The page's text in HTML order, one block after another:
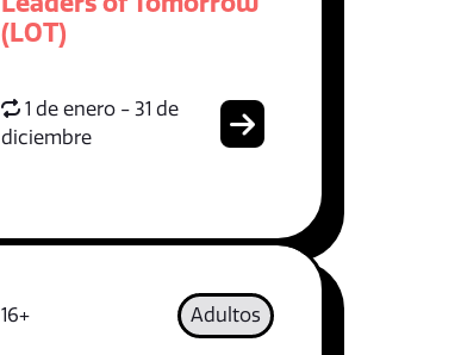
(LOT)
1 de enero - 31 de
diciembre
16+ Adultos